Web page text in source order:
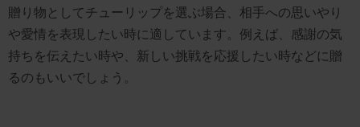
贈り物としてチューリップを選ぶ場合、相手への思いやり
や愛情を表現したい時に適しています。例えば、感謝の気
持ちを伝えたい時や、新しい挑戦を応援したい時などに贈
るのもいいでしょう。